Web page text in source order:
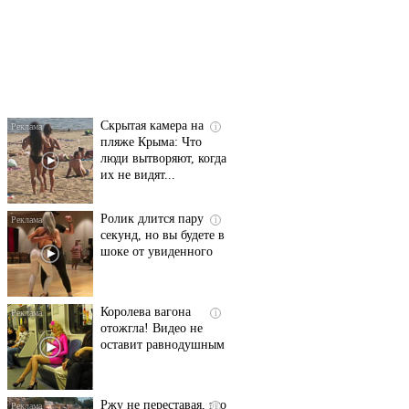
i
Скрытая камера на
пляже Крыма: Что
люди вытворяют, когда
их не видят...
i
Ролик длится пару
секунд, но вы будете в
шоке от увиденного
i
Королева вагона
отожгла! Видео не
оставит равнодушным
i
Ржу не переставая, это